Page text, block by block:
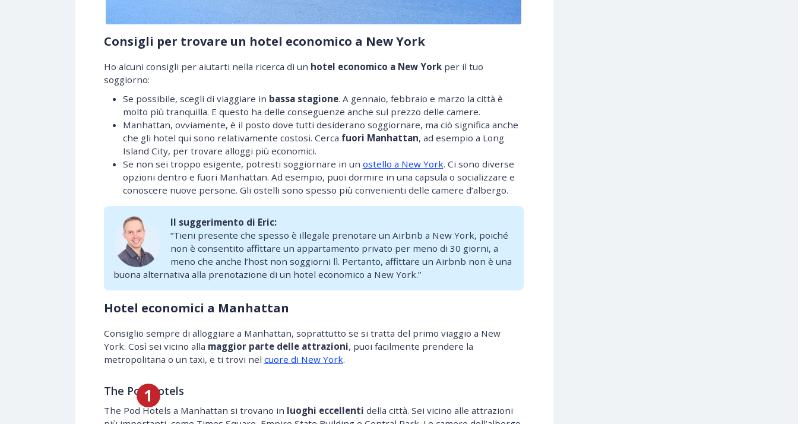
Consigli per trovare un hotel economico a New York
Ho alcuni consigli per aiutarti nella ricerca di un hotel economico a New Yorkper il tuo
soggiorno:
Se possibile, scegli di viaggiare in bassa stagione. A gennaio, febbraio e marzo la città è
molto più tranquilla. E questo ha delle conseguenze anche sul prezzo delle camere.
Manhattan, ovviamente, è il posto dove tutti desiderano soggiornare, ma ciò significa anche
che gli hotel qui sono relativamente costosi. Cerca fuori Manhattan, ad esempio a Long
Island City, per trovare alloggi più economici.
Se non sei troppo esigente, potresti soggiornare in un ostello a New York. Ci sono diverse
opzioni dentro e fuori Manhattan. Ad esempio, puoi dormire in una capsula o socializzare e
conoscere nuove persone. Gli ostelli sono spesso più convenienti delle camere d’albergo.
Il suggerimento di Eric:
“Tieni presente che spesso è illegale prenotare un Airbnb a New York, poiché
non è consentito affittare un appartamento privato per meno di 30 giorni, a
meno che anche l’host non soggiorni lì. Pertanto, affittare un Airbnb non è una
buona alternativa alla prenotazione di un hotel economico a New York.”
Hotel economici a Manhattan
Consiglio sempre di alloggiare a Manhattan, soprattutto se si tratta del primo viaggio a New
York. Così sei vicino alla maggior parte delle attrazioni, puoi facilmente prendere la
metropolitana o un taxi, e ti trovi nel cuore di New York.
The Pod Hotels
The Pod Hotels a Manhattan si trovano in luoghi eccellenti della città. Sei vicino alle attrazioni